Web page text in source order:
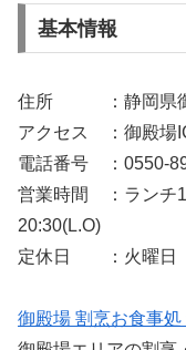
基本情報
住所 ：静岡県御
アクセス ：御殿場
電話番号 ：0550-
営業時間 ：ランチ
20:30(L.O)
定休日 ：火曜日（
御殿場 割烹お食事